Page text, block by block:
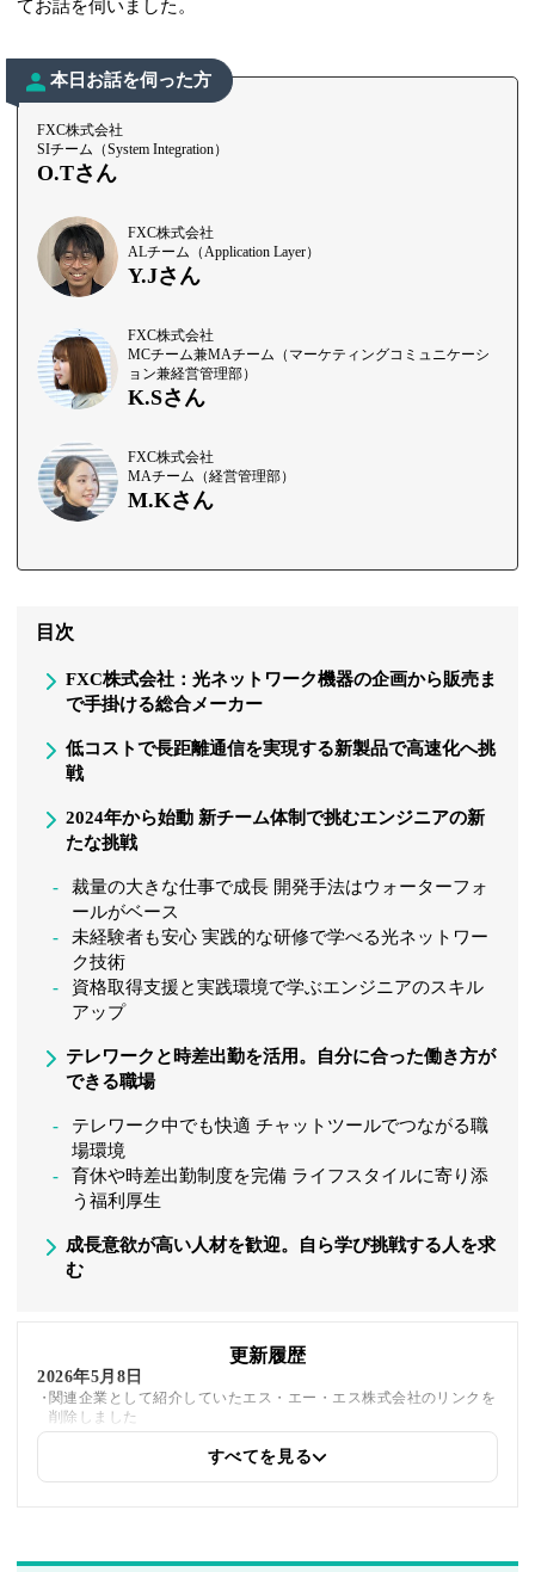
てお話を伺いました。
本日お話を伺った方
FXC株式会社
SIチーム（System Integration）
O.Tさん
FXC株式会社
ALチーム（Application Layer）
Y.Jさん
FXC株式会社
MCチーム兼MAチーム（マーケティングコミュニケーシ
ョン兼経営管理部）
K.Sさん
FXC株式会社
MAチーム（経営管理部）
M.Kさん
目次
FXC株式会社：光ネットワーク機器の企画から販売ま
で手掛ける総合メーカー
低コストで長距離通信を実現する新製品で高速化へ挑
戦
2024年から始動 新チーム体制で挑むエンジニアの新
たな挑戦
裁量の大きな仕事で成長 開発手法はウォーターフォ
ールがベース
未経験者も安心 実践的な研修で学べる光ネットワー
ク技術
資格取得支援と実践環境で学ぶエンジニアのスキル
アップ
テレワークと時差出勤を活用。自分に合った働き方が
できる職場
テレワーク中でも快適 チャットツールでつながる職
場環境
育休や時差出勤制度を完備 ライフスタイルに寄り添
う福利厚生
成長意欲が高い人材を歓迎。自ら学び挑戦する人を求
む
更新履歴
2026年5月8日
関連企業として紹介していたエス・エー・エス株式会社のリンクを
削除しました
2025年7月25日
2025年7月2日
すべてを見る